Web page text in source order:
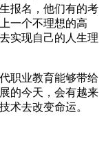
报名，他们有的考
一个不理想的高
实现自己的人生理
职业教育能够带给
的今天，会有越来
术去改变命运。